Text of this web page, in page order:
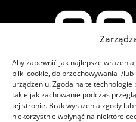
Aby zapewnić jak najlepsze
pliki cookie, do przechowywania i/
urządzeniu. Zgoda na te
takie jak zachowanie podczas
tej stronie. Brak wyrażenia zgody
niekorzystnie wpłynąć na niektóre